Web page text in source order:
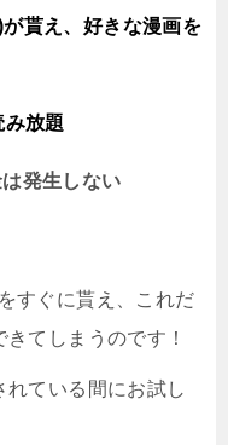
貰え、好きな漫画を
放題
発生しない
すぐに貰え、これだ
てしまうのです！
ている間にお試し